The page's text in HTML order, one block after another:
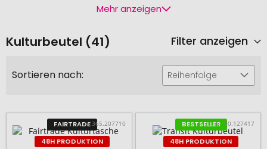
Mehr anzeigen
Kulturbeutel (41) Filter anzeigen
Sortieren nach: Reihenfolge
FAIRTRADE
48H PRODUKTION
# 365.207710
BESTSELLER
48H PRODUKTION
# 500.127417